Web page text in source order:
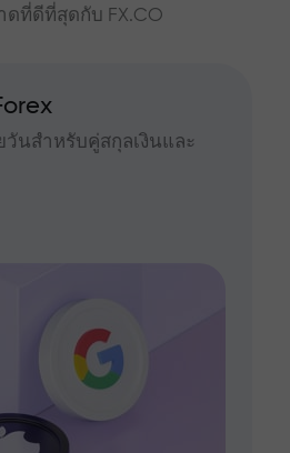
ดที่ดีที่สุดกับ FX.CO
นสำหรับคู่สกุลเงินและ